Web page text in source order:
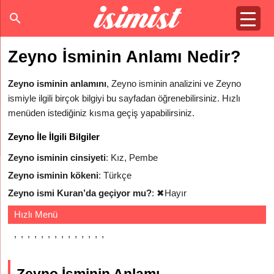
Zeyno İsminin Anlamı Nedir?
Zeyno isminin anlamını, Zeyno isminin analizini ve Zeyno
ismiyle ilgili birçok bilgiyi bu sayfadan öğrenebilirsiniz. Hızlı
menüden istediğiniz kısma geçiş yapabilirsiniz.
Zeyno İle İlgili Bilgiler
Zeyno isminin cinsiyeti: Kız, Pembe
Zeyno isminin kökeni: Türkçe
Zeyno ismi Kuran’da geçiyor mu?: ✖Hayır
Hızlı Menü